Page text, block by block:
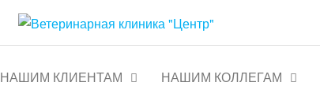
Круглосуточно
НАШИМ КЛИЕНТАМ НАШИМ КОЛЛЕГАМ